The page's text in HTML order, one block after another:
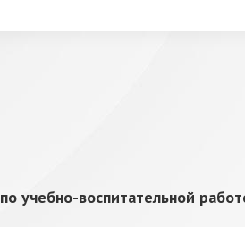
учебно-воспитательной